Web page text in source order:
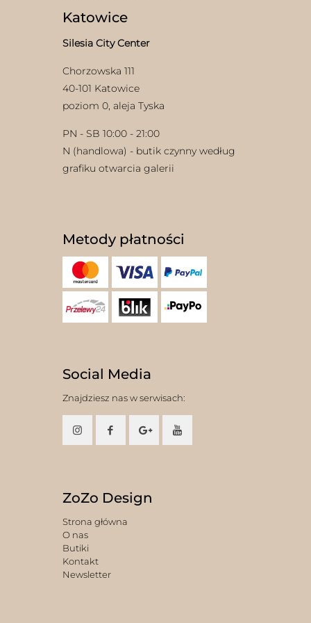
Katowice
Silesia City Center
Chorzowska 111
40-101 Katowice
poziom 0, aleja Tyska
PN - SB 10:00 - 21:00
N (handlowa) - butik czynny według
grafiku otwarcia galerii
Metody płatności
Social Media
Znajdziesz nas w serwisach:
ZoZo Design
Strona główna
O nas
Butiki
Kontakt
Newsletter